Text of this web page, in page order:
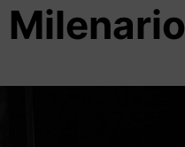
Milenario